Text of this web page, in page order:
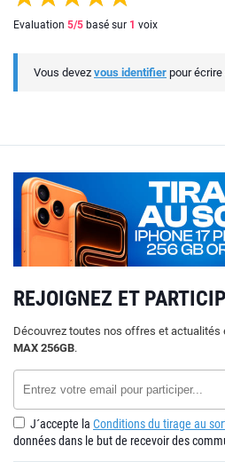
Evaluation 5/5 basé sur 1 voix
Vous devez vous identifier pour
REJOIGNEZ ET
Découvrez toutes nos offres et actualités
MAX 256GB.
J´accepte la Conditions du tirage au
données dans le but de recevoir des